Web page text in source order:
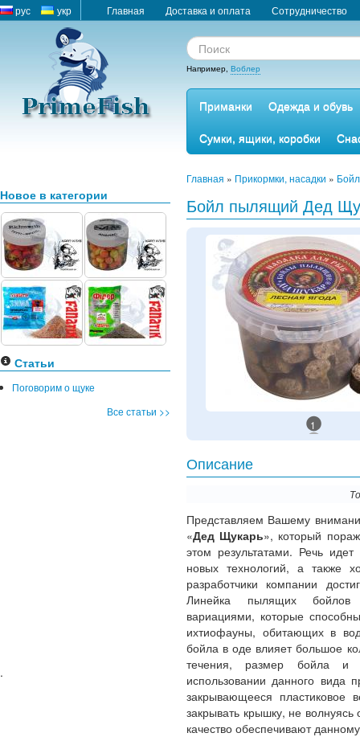
рус укр Главная Доставка и оплата Сотрудничество
Например, Воблер
Приманки
Одежда и обувь
Сумки, ящики, коробки
Новое в категории
Статьи
Поговорим о щуке
Все статьи >>
.
Главная » Прикормки, насадки »
Бойл пылящий Дед
1
Описание
Представляем Вашему
«Дед Щукарь», который
этом результатами. Речь
новых технологий, а также
разработчики компании
Линейка пылящих бойлов
вариациями, которые
ихтиофауны, обитающих в
бойла в оде влияет большое
течения, размер бойла и
использовании данного вида
закрывающееся пластиковое
закрывать крышку, не
качество обеспечивают